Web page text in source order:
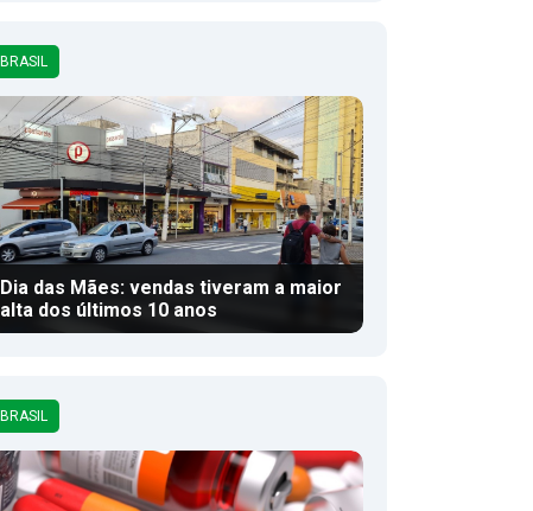
BRASIL
Dia das Mães: vendas tiveram a maior
alta dos últimos 10 anos
BRASIL